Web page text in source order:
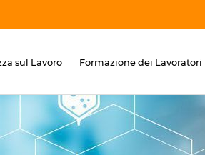
sul Lavoro Formazione dei Lavoratori